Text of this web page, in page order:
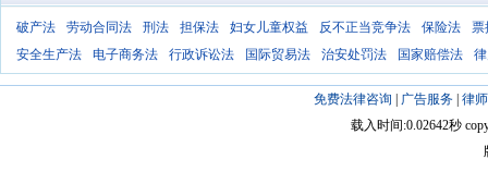
破产法 劳动合同法 刑法 担保法 妇女儿童权益 反不正当竞争法 保险法
票
安全生产法
电子商务法 行政诉讼法 国际贸易法 治安处罚法 国家赔偿法
免费法律咨询 广告服务| 律
载入时间:0.02642秒